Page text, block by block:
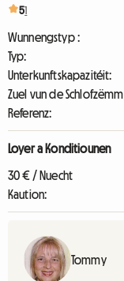
51
Wunnengstyp :
Typ:
Unterkunftskapazitéit:
Zuel vun de
Referenz:
Loyer a Konditiounen
30 € / Nuecht
Kaution:
Tommy